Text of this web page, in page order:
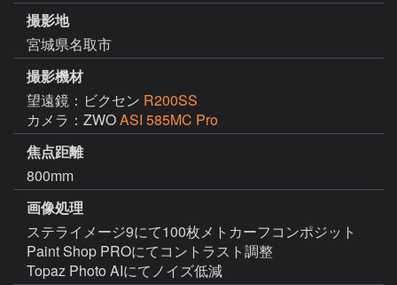
撮影地
宮城県名取市
撮影機材
望遠鏡：ビクセン R200SS
カメラ：ZWOASI 585MC Pro
焦点距離
800mm
画像処理
ステライメージ9にて100枚メトカーフコンポジット
Paint Shop PROにてコントラスト調整
Topaz Photo AIにてノイズ低減